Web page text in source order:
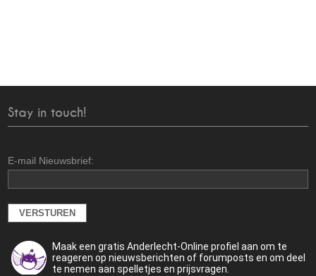
Stay in touch!
E-mail Nieuwsbrief:
Maak een gratis Anderlecht-Online profiel aan om te
reageren op nieuwsberichten of forumposts en om deel
te nemen aan spelletjes en prijsvragen.